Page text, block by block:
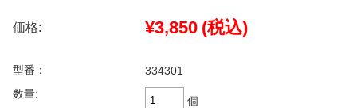
価格: ¥3,850 (税込)
型番：
334301
数量:
個